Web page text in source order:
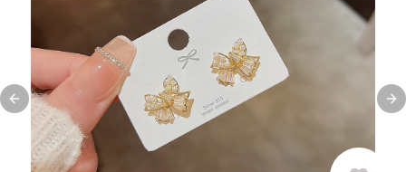
Previous slide